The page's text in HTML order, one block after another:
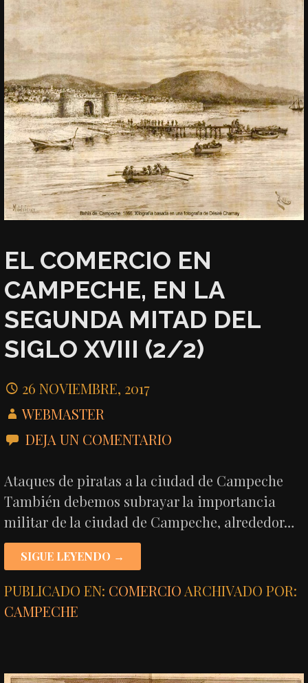
EL COMERCIO EN
CAMPECHE, EN LA
SEGUNDA MITAD DEL
SIGLO XVIII (2/2)
26 NOVIEMBRE, 2017
WEBMASTER
DEJA UN COMENTARIO
Ataques de piratas a la ciudad de Campeche
También debemos subrayar la importancia
militar de la ciudad de Campeche, alrededor…
SIGUE LEYENDO →
PUBLICADO EN: COMERCIO ARCHIVADO POR:
CAMPECHE